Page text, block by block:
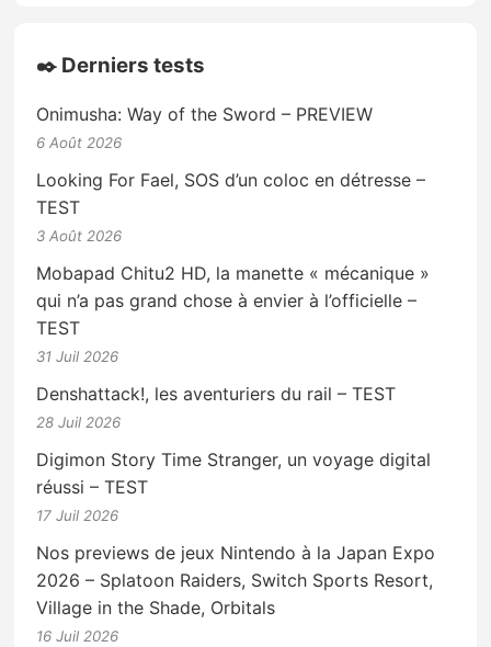
✒️ Derniers tests
Onimusha: Way of the Sword – PREVIEW
6 Août 2026
Looking For Fael, SOS d’un coloc en détresse –
TEST
3 Août 2026
Mobapad Chitu2 HD, la manette « mécanique »
qui n’a pas grand chose à envier à l’officielle –
TEST
31 Juil 2026
Denshattack!, les aventuriers du rail – TEST
28 Juil 2026
Digimon Story Time Stranger, un voyage digital
réussi – TEST
17 Juil 2026
Nos previews de jeux Nintendo à la Japan Expo
2026 – Splatoon Raiders, Switch Sports Resort,
Village in the Shade, Orbitals
16 Juil 2026